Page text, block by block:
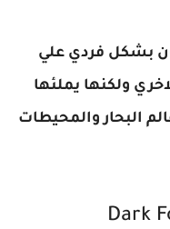
بشكل فردي علي
ولكنها يملئها
البحار والمحيطات
Dark